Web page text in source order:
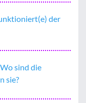
der
sind die
sie?